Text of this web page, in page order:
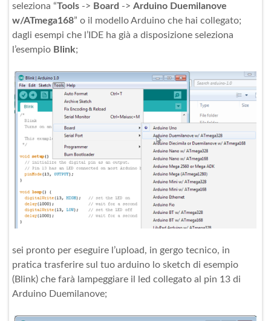
seleziona “Tools -> Board -> Arduino Duemilanove
w/ATmega168” o il modello Arduino che hai collegato;
dagli esempi che l’IDE ha già a disposizione seleziona
l’esempio Blink;
sei pronto per eseguire l’upload, in gergo tecnico, in
pratica trasferire sul tuo arduino lo sketch di esempio
(Blink) che farà lampeggiare il led collegato al pin 13 di
Arduino Duemilanove;